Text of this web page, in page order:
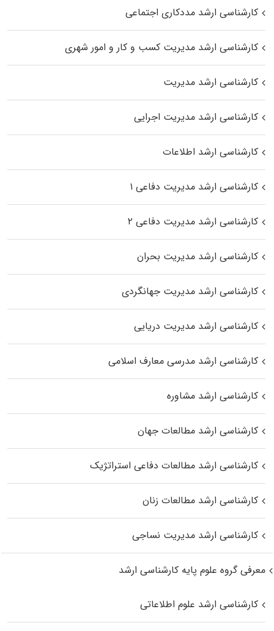
کارشناسی ارشد مددکاری اجتماعی
کارشناسی ارشد مدیریت کسب و کار و امور شهری
کارشناسی ارشد مدیریت
کارشناسی ارشد مدیریت اجرایی
کارشناسی ارشد اطلاعات
کارشناسی ارشد مدیریت دفاعی ۱
کارشناسی ارشد مدیریت دفاعی ۲
کارشناسی ارشد مدیریت بحران
کارشناسی ارشد مدیریت جهانگردی
کارشناسی ارشد مدیریت دریایی
کارشناسی ارشد مدرسی معارف اسلامی
کارشناسی ارشد مشاوره
کارشناسی ارشد مطالعات جهان
کارشناسی ارشد مطالعات دفاعی استراتژیک
کارشناسی ارشد مطالعات زنان
کارشناسی ارشد مدیریت نساجی
معرفی گروه علوم پایه کارشناسی ارشد
کارشناسی ارشد علوم اطلاعاتی